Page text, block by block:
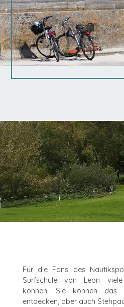
Für die Fans des
Surfschule von Leon
können. Sie können
entdecken, aber auch